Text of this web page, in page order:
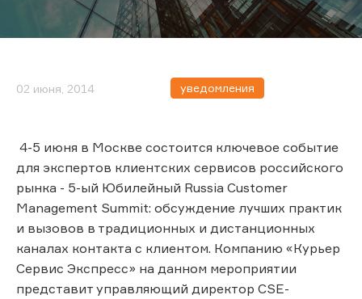
02 июня, 2014 уведомления
4-5 июня в Москве состоится ключевое событие
для экспертов клиентских сервисов российского
рынка - 5-ый Юбилейный Russia Customer
Management Summit: обсуждение лучших практик
и вызовов в традиционных и дистанционных
каналах контакта с клиентом. Компанию «Курьер
Сервис Экспресс» на данном мероприятии
представит управляющий директор CSE-